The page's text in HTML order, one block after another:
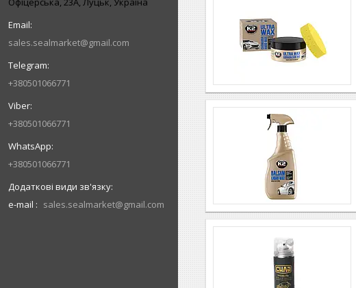
sales.sealmarket@gmail.com
+380501066771
+380501066771
+380501066771
e-mail sales.sealmarket@gmail.com